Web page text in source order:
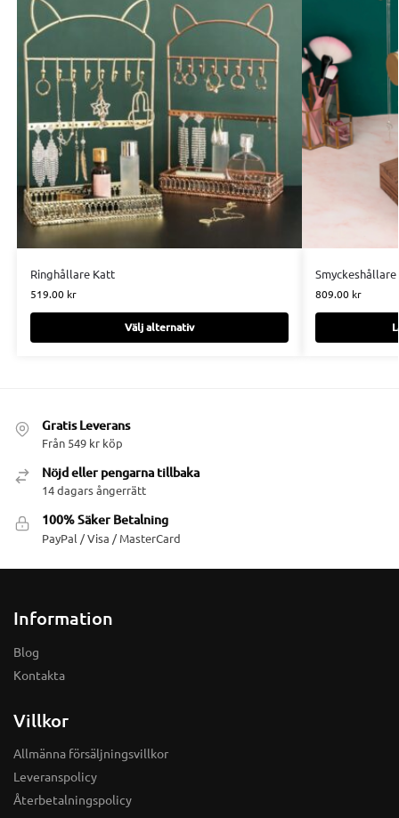
Ringhållare Katt
519.00 kr
Välj alternativ
809.00 kr
Gratis Leverans
Från 549 kr köp
Nöjd eller pengarna tillbaka
14 dagars ångerrätt
100% Säker Betalning
PayPal / Visa / MasterCard
Information
Blog
Kontakta
Villkor
Allmänna försäljningsvillkor
Leveranspolicy
Återbetalningspolicy